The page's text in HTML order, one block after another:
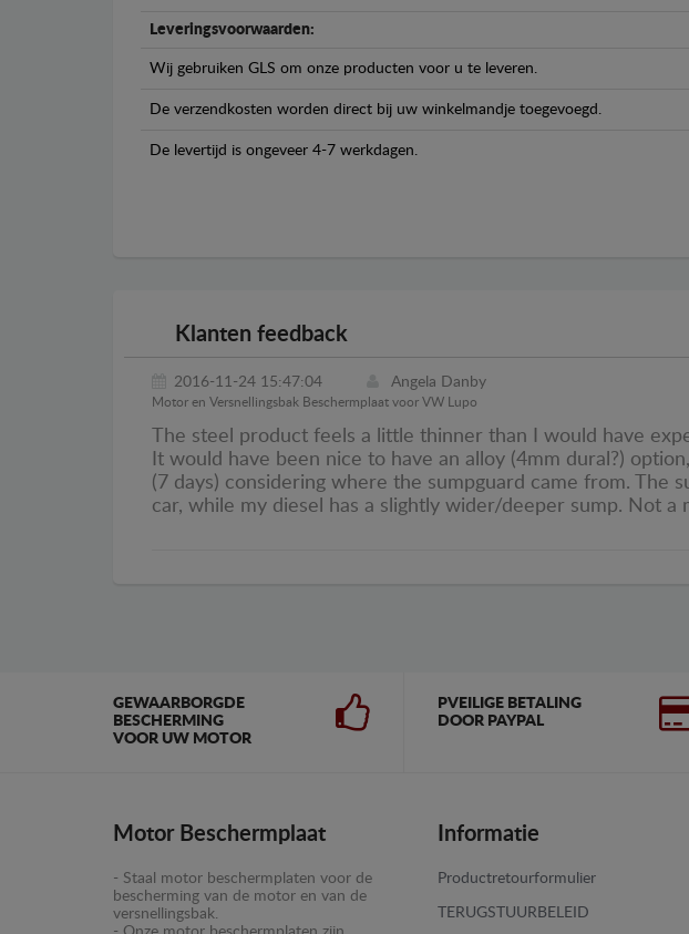
Leveringsvoorwaarden:
Wij gebruiken GLS om onze producten voor u te leveren.
De verzendkosten worden direct bij uw winkelmandje toegevoegd.
De levertijd is ongeveer 4-7 werkdagen.
Klanten feedback
2016-11-24 15:47:04 Angela Danby
Motor en Versnellingsbak Beschermplaat voor VW Lupo
The steel product feels a little thinner than I would have
It would have been nice to have an alloy (4mm dural?)
(7 days) considering where the sumpguard came from. The
car, while my diesel has a slightly wider/deeper sump. Not a
GEWAARBORGDE
BESCHERMING
VOOR UW MOTOR
PVEILIGE BETALING
DOOR PAYPAL
Motor Beschermplaat
- Staal motor beschermplaten voor de
bescherming van de motor en van de
versnellingsbak.
Informatie
Productretourformulier
TERUGSTUURBELEID